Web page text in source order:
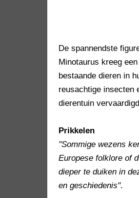
De spannendste
Minotaurus kreeg
bestaande dieren in
reusachtige insecten
dierentuin
Prikkelen
"Sommige wezens
Europese folklore of
dieper te duiken in
en geschiedenis".